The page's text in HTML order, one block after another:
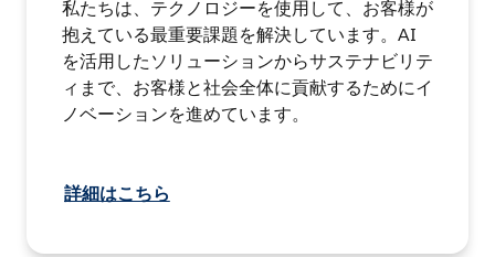
私たちは、テクノロジーを使用して、お客様が
抱えている最重要課題を解決しています。AI
を活用したソリューションからサステナビリテ
ィまで、お客様と社会全体に貢献するためにイ
ノベーションを進めています。
詳細はこちら